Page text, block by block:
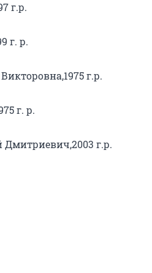
г.р.
г. р.
г.р.
г. р.
Дмитриевич,2003 г.р.